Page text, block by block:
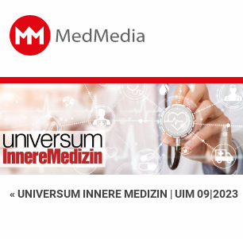
« UNIVERSUM INNERE MEDIZIN |UIM 09|2023